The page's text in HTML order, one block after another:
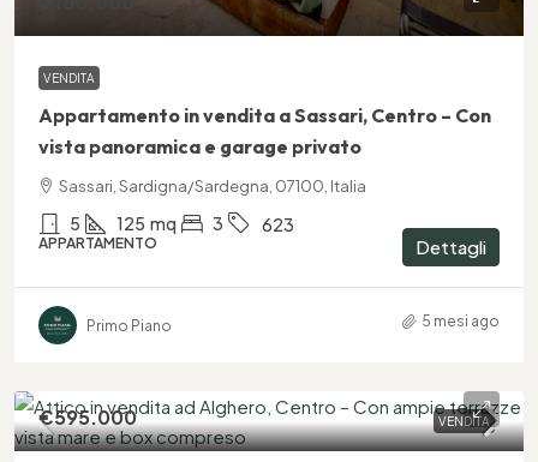
VENDITA
Appartamento in vendita a Sassari, Centro – Con
vista panoramica e garage privato
Sassari, Sardigna/Sardegna, 07100, Italia
5 125 mq 3 623
APPARTAMENTO Dettagli
Primo Piano 5 mesi ago
VENDITA
€595.000